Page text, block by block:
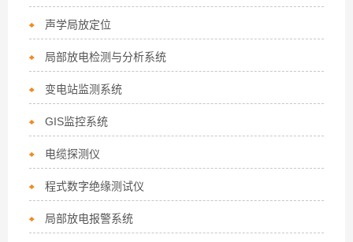
声学局放定位
局部放电检测与分析系统
变电站监测系统
GIS监控系统
电缆探测仪
程式数字绝缘测试仪
局部放电报警系统